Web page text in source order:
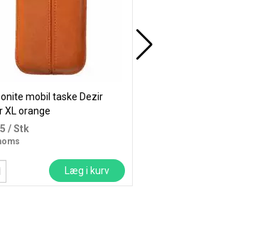
mobil taske Dezir
XL orange
/ Stk
Læg i kurv